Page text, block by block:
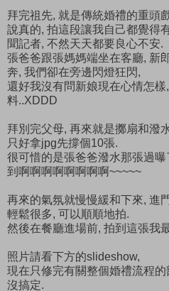
拜完祖先, 就是傳統婚禮的重頭
說真的, 拍這段讓我自己都覺得
聞記者, 不然天天都要良心不安.
張爸爸跟張媽媽端坐在客廳, 新
奔, 我們卻在旁邊閃燈狂閃,
還好我沒有問新娘現在心情怎
料..XDDD
拜別完父母, 再來就是擲扇和潑
只好拿jpg先撐個10張.
很可惜的是張爸爸潑水那張過
到啊啊啊啊啊啊啊啊~~~~~
再來的氣氛就慢慢緩和下來, 進
輕鬆很多, 可以順順地拍.
然後在餐廳進場前, 拍到這張我
照片請看下方的slideshow,
現在只修完有關整個婚禮流程
沒搞定.